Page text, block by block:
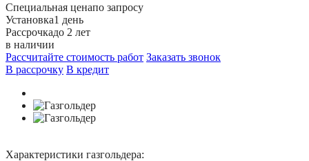
Специальная ценапо запросу
Установка1 день
Рассрочкадо 2 лет
в наличии
Рассчитайте стоимость работ Заказать звонок
В рассрочку В кредит
Характеристики газгольдера: